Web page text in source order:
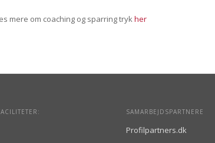
mere om coaching og sparring trykher
SAMARBEJDSPARTNERE
Profilpartners.dk